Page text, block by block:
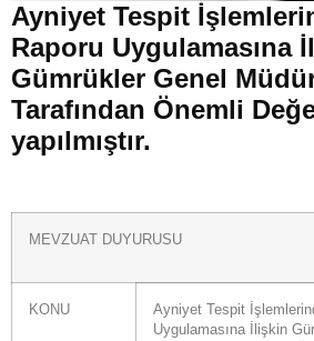
Ayniyet Tespit
Raporu Uygulamasına
Gümrükler Genel
Tarafından Önemli
yapılmıştır.
MEVZUAT DUYURUSU
KONU
Ayniyet Tespit
Uygulamasına İlişkin